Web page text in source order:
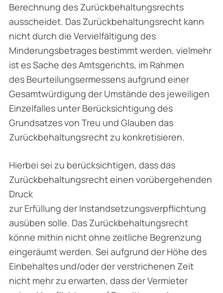
Berechnung des Zurückbehaltungsrechts
ausscheidet. Das Zurückbehaltungsrecht kann
nicht durch die Vervielfältigung des
Minderungsbetrages bestimmt werden, vielmehr
ist es Sache des Amtsgerichts, im Rahmen
des Beurteilungsermessens aufgrund einer
Gesamtwürdigung der Umstände des jeweiligen
Einzelfalles unter Berücksichtigung des
Grundsatzes von Treu und Glauben das
Zurückbehaltungsrecht zu konkretisieren.
Hierbei sei zu berücksichtigen, dass das
Zurückbehaltungsrecht einen vorübergehenden
Druck
zur Erfüllung der Instandsetzungsverpflichtung
ausüben solle. Das Zurückbehaltungsrecht
könne mithin nicht ohne zeitliche Begrenzung
eingeräumt werden. Sei aufgrund der Höhe des
Einbehaltes und/oder der verstrichenen Zeit
nicht mehr zu erwarten, dass der Vermieter